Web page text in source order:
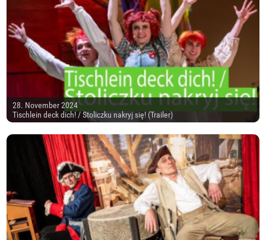
28. November 2024
Tischlein deck dich! / Stoliczku nakryj się! (Trailer)